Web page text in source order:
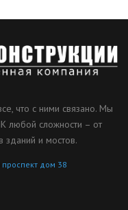
что с ними связано. Мы
любой сложности – от
зданий и мостов.
проспект дом 38